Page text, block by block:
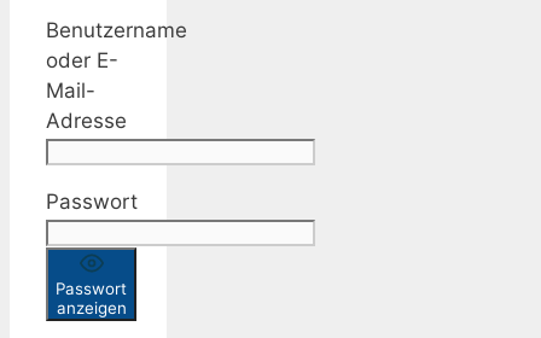
Benutzername
oder E-
Mail-
Adresse
Passwort
Passwort
anzeigen